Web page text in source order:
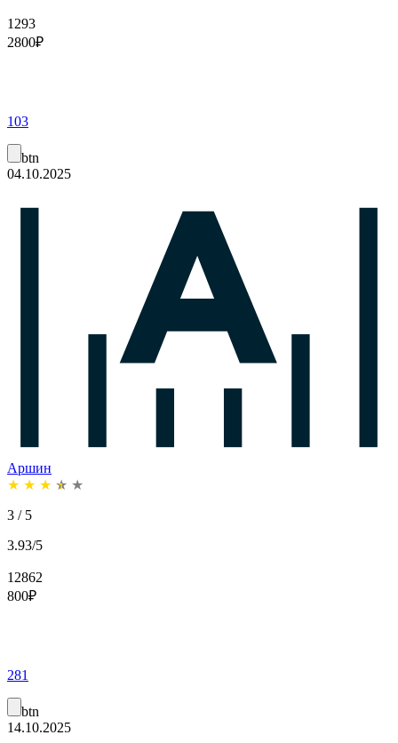
1293
2800₽
103
btn
04.10.2025
Аршин
★ ★ ★ ★ ★
3 / 5
3.93/5
12862
800₽
281
btn
14.10.2025